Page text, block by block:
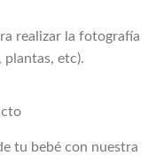
realizar la fotografía
etc).
tu bebé con nuestra